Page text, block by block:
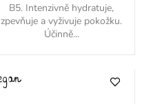
B5. Intenzivně hydratuje,
zpevňuje a vyživuje pokožku.
Účinně...